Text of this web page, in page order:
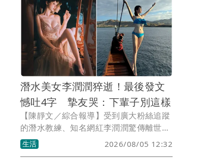
潛水美女李潤潤猝逝！最後發文
憾吐4字 摯友哭：下輩子別這樣
【陳靜文／綜合報導】受到廣大粉絲追蹤
的潛水教練、知名網紅李潤潤驚傳離世，
家屬並未透露死因，李潤潤臉書13天前分
享一則10年前貼文，似乎略顯感傷寫下
生活 2026/08/05 12:32